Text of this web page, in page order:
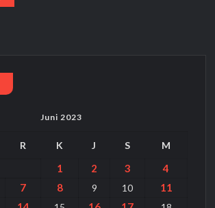
Juni 2023
R K J S M
1 2 3
4
7 8 9 10
11